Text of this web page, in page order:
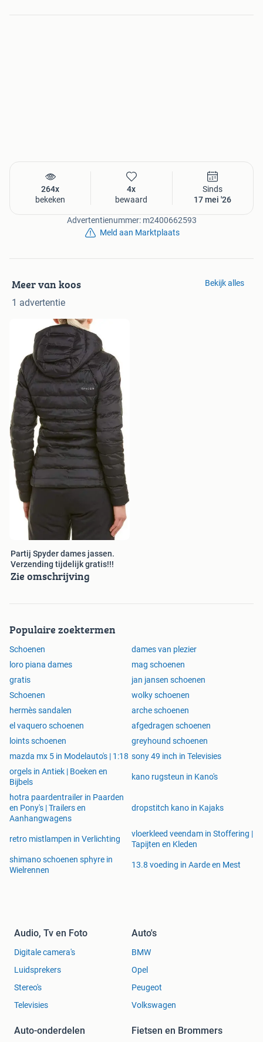
264x
bekeken
4x
bewaard
Sinds
17 mei '26
Advertentienummer: m2400662593
Meld aan Marktplaats
Meer van koos
1 advertentie
Bekijk alles
Partij Spyder dames jassen.
Verzending tijdelijk gratis!!!
Zie omschrijving
Populaire zoektermen
Schoenen
dames van plezier
loro piana dames
mag schoenen
gratis
jan jansen schoenen
Schoenen
wolky schoenen
hermès sandalen
arche schoenen
el vaquero schoenen
afgedragen schoenen
loints schoenen
greyhound schoenen
mazda mx 5 in Modelauto's | 1:18 sony 49 inch in Televisies
orgels in Antiek | Boeken en
Bijbels
kano rugsteun in Kano's
hotra paardentrailer in Paarden
en Pony's | Trailers en
Aanhangwagens
dropstitch kano in Kajaks
retro mistlampen in Verlichting
vloerkleed veendam in Stoffering |
Tapijten en Kleden
shimano schoenen sphyre in
Wielrennen
13.8 voeding in Aarde en Mest
Audio, Tv en Foto
Digitale camera's
Luidsprekers
Stereo's
Televisies
Auto's
BMW
Opel
Peugeot
Volkswagen
Auto-onderdelen Fietsen en Brommers